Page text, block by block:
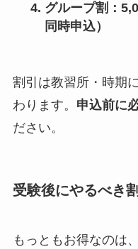
グループ割 ：
同時申込）
割引は教習所・時期
わります。 申込前に
ださい。
受験後にやるべき
もっともお得なのは、